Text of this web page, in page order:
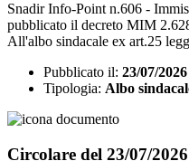
Snadir Info-Point n.606 -
pubblicato il decreto MIM
All'albo sindacale ex art.25
Pubblicato il: 23/07/2026
Tipologia: Albo
Circolare del 23/07/2026